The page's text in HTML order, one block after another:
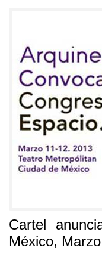
Cartel
México,